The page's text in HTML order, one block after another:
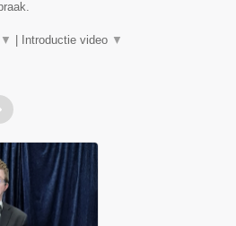
▼ Introductie video ▼